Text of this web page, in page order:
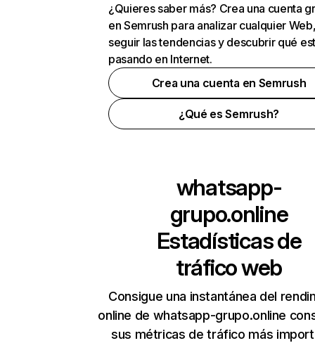
¿Quieres saber más? Crea una cuenta
en Semrush para analizar cualquier
seguir las tendencias y descubrir qué
pasando en Internet.
Crea una cuenta en Semrush
¿Qué es Semrush?
whatsapp-
grupo.online
Estadísticas de
tráfico web
Consigue una instantánea del
online de whatsapp-grupo.online
sus métricas de tráfico más